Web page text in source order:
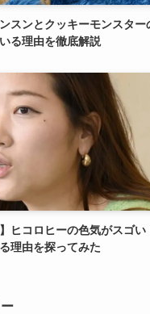
スンとクッキーモンスター
る理由を徹底解説
】ヒコロヒーの色気がスゴい
理由を探ってみた